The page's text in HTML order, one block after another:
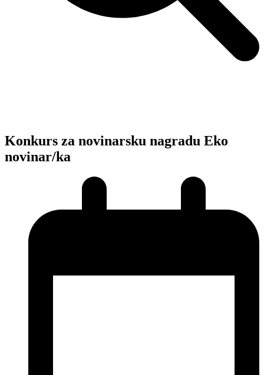
Konkurs za novinarsku nagradu Eko
novinar/ka